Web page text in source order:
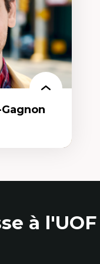
qualitative
à l'UOF